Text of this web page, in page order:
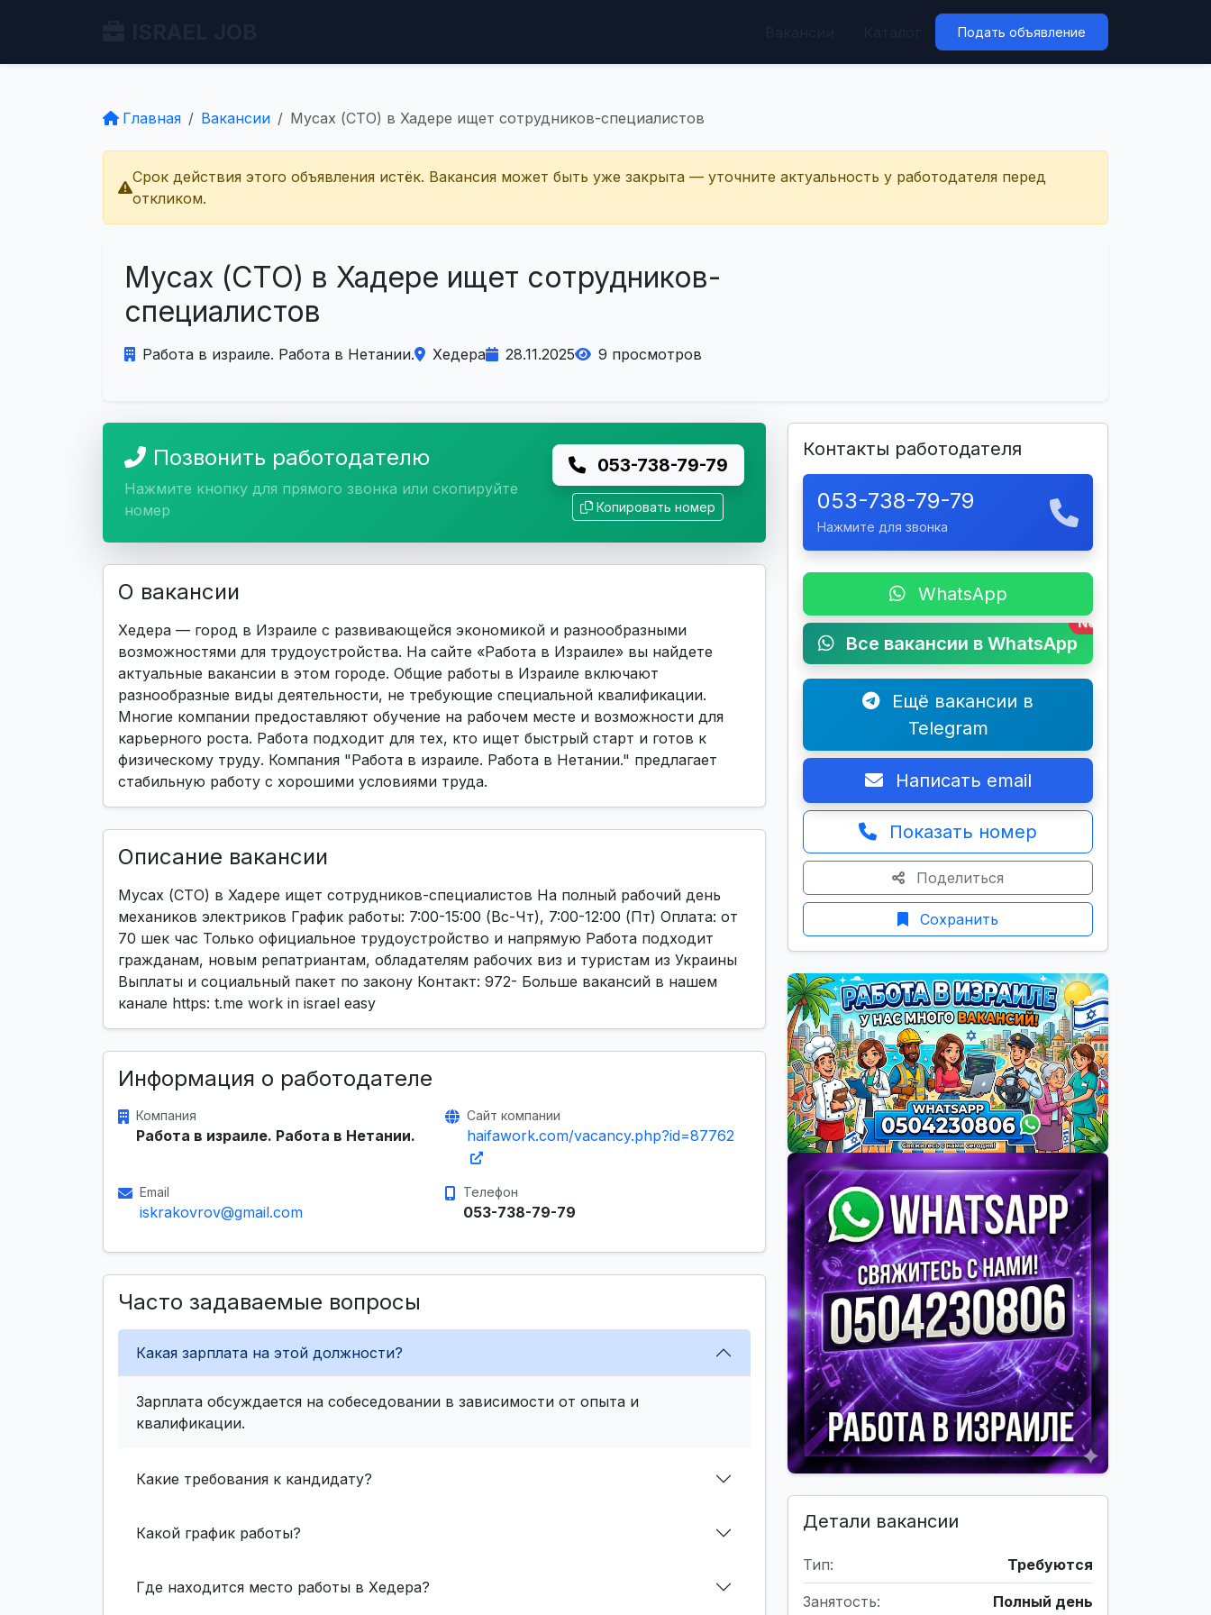
Подать объявление
Главная Вакансии Мусах (СТО) в Хадере ищет сотрудников-специалистов
Срок действия этого объявления истёк. Вакансия может быть уже закрыта — уточните актуальность у работодателя перед
откликом.
Мусах (СТО) в Хадере ищет сотрудников-
специалистов
Работа в израиле. Работа в Нетании. Хедера 28.11.2025 9 просмотров
Позвонить работодателю
Нажмите кнопку для прямого звонка или скопируйте
номер
053-738-79-79
Копировать номер
О вакансии
Хедера — город в Израиле с развивающейся экономикой и разнообразными
возможностями для трудоустройства. На сайте «Работа в Израиле» вы найдете
актуальные вакансии в этом городе. Общие работы в Израиле включают
разнообразные виды деятельности, не требующие специальной квалификации.
Многие компании предоставляют обучение на рабочем месте и возможности для
карьерного роста. Работа подходит для тех, кто ищет быстрый старт и готов к
физическому труду. Компания "Работа в израиле. Работа в Нетании." предлагает
стабильную работу с хорошими условиями труда.
Описание вакансии
Мусах (СТО) в Хадере ищет сотрудников-специалистов На полный рабочий день
механиков электриков График работы: 7:00-15:00 (Вс-Чт), 7:00-12:00 (Пт) Оплата: от
70 шек час Только официальное трудоустройство и напрямую Работа подходит
гражданам, новым репатриантам, обладателям рабочих виз и туристам из Украины
Выплаты и социальный пакет по закону Контакт: 972- Больше вакансий в нашем
канале https: t.me work in israel easy
Информация о работодателе
Компания
Работа в израиле. Работа в Нетании.
Сайт компании
haifawork.com/vacancy.php?id=87762
Email
iskrakovrov@gmail.com
Телефон
053-738-79-79
Часто задаваемые вопросы
Какая зарплата на этой должности?
Зарплата обсуждается на собеседовании в зависимости от опыта и
квалификации.
Какие требования к кандидату?
Какой график работы?
Где находится место работы в Хедера?
Контакты работодателя
053-738-79-79
Нажмите для звонка
WhatsApp
Все вакансии в WhatsApp
New
Ещё вакансии в
Telegram
Написать email
Показать номер
Поделиться
Сохранить
Детали вакансии
Тип: Требуются
Занятость: Полный день